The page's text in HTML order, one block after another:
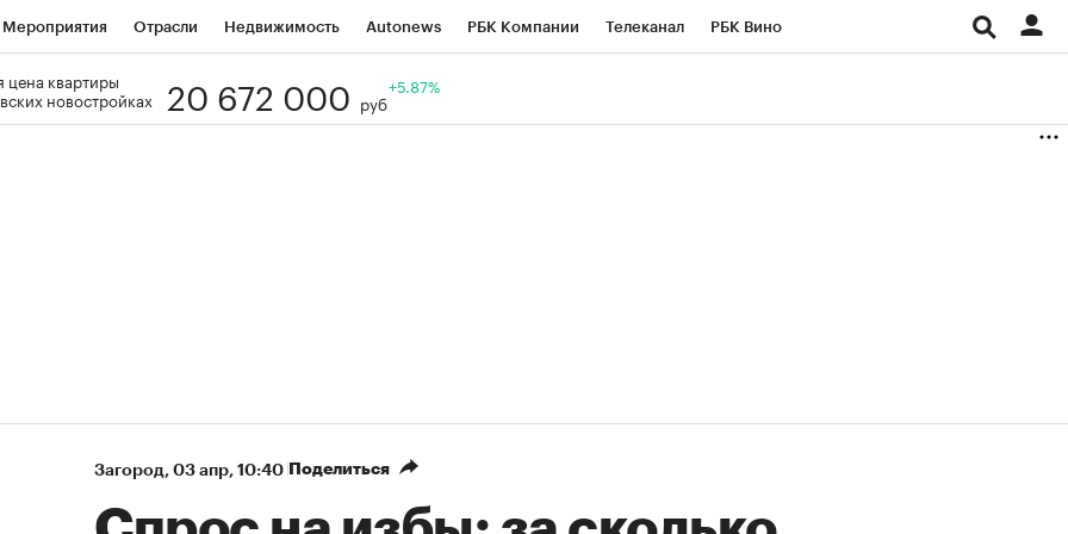
Мероприятия Отрасли Недвижимость Autonews РБК Компании Телеканал РБК Вино
Визионеры
цена квартиры
новостройках
20 672 000 руб
+5.87%
Загород⁠, 03 апр, 10:40 Поделиться